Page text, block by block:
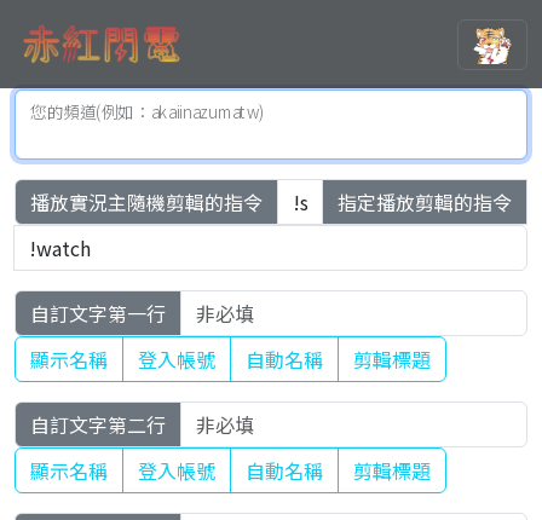
您的頻道(例如：akaiinazumatw)
播放實況主隨機剪輯的指令 指定播放剪輯的指令
自訂文字第一行
顯示名稱
登入帳號 自動名稱 剪輯標題
自訂文字第二行
顯示名稱
登入帳號 自動名稱 剪輯標題